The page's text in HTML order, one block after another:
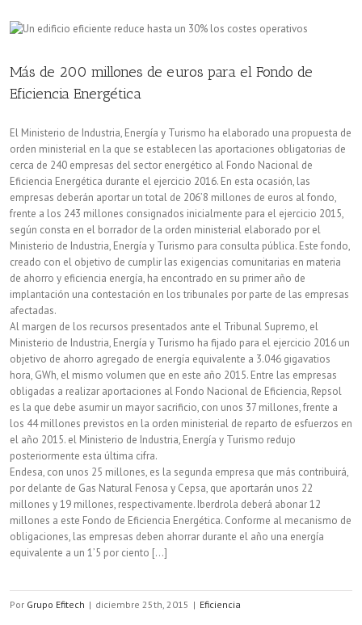
más
Más de 200 millones de euros para el Fondo de
Eficiencia Energética
El Ministerio de Industria, Energía y Turismo ha elaborado una propuesta de
orden ministerial en la que se establecen las aportaciones obligatorias de
cerca de 240 empresas del sector energético al Fondo Nacional de
Eficiencia Energética durante el ejercicio 2016. En esta ocasión, las
empresas deberán aportar un total de 206’8 millones de euros al fondo,
frente a los 243 millones consignados inicialmente para el ejercicio 2015,
según consta en el borrador de la orden ministerial elaborado por el
Ministerio de Industria, Energía y Turismo para consulta pública. Este fondo,
creado con el objetivo de cumplir las exigencias comunitarias en materia
de ahorro y eficiencia energía, ha encontrado en su primer año de
implantación una contestación en los tribunales por parte de las empresas
afectadas.
Al margen de los recursos presentados ante el Tribunal Supremo, el
Ministerio de Industria, Energía y Turismo ha fijado para el ejercicio 2016 un
objetivo de ahorro agregado de energía equivalente a 3.046 gigavatios
hora, GWh, el mismo volumen que en este año 2015. Entre las empresas
obligadas a realizar aportaciones al Fondo Nacional de Eficiencia, Repsol
es la que debe asumir un mayor sacrificio, con unos 37 millones, frente a
los 44 millones previstos en la orden ministerial de reparto de esfuerzos en
el año 2015. el Ministerio de Industria, Energía y Turismo redujo
posteriormente esta última cifra.
Endesa, con unos 25 millones, es la segunda empresa que más contribuirá,
por delante de Gas Natural Fenosa y Cepsa, que aportarán unos 22
millones y 19 millones, respectivamente. Iberdrola deberá abonar 12
millones a este Fondo de Eficiencia Energética. Conforme al mecanismo de
obligaciones, las empresas deben ahorrar durante el año una energía
equivalente a un 1’5 por ciento [...]
Por Grupo Efitech | diciembre 25th, 2015 | Eficiencia